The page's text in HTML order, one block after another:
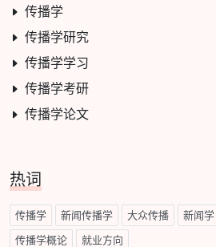
传播学
传播学研究
传播学学习
传播学考研
传播学论文
热词
传播学 新闻传播学 大众传播 新闻学
传播学概论 就业方向